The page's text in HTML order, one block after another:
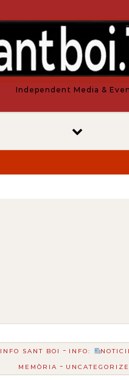
Independent Media &
INFO SANT BOI - INFO:
MEMÒRIA -